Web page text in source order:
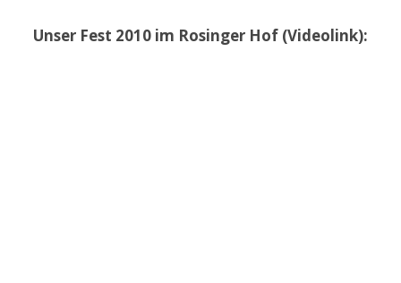
Unser Fest 2010 im Rosinger Hof (Videolink):